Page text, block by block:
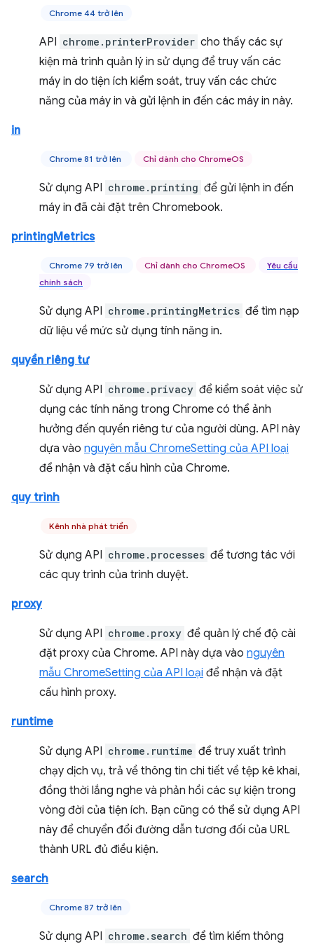
Chrome 44 trở lên
API chrome.printerProvider cho thấy các sự
kiện mà trình quản lý in sử dụng để truy vấn các
máy in do tiện ích kiểm soát, truy vấn các chức
năng của máy in và gửi lệnh in đến các máy in này.
in
Chrome 81 trở lên Chỉ dành cho ChromeOS
Sử dụng API chrome.printing để gửi lệnh in đến
máy in đã cài đặt trên Chromebook.
printingMetrics
Chrome 79 trở lên Chỉ dành cho ChromeOS
Yêu cầu
chính sách
Sử dụng API chrome.printingMetrics để tìm nạp
dữ liệu về mức sử dụng tính năng in.
quyền riêng tư
Sử dụng API chrome.privacy để kiểm soát việc sử
dụng các tính năng trong Chrome có thể ảnh
hưởng đến quyền riêng tư của người dùng. API này
dựa vào nguyên mẫu ChromeSetting của API loại
để nhận và đặt cấu hình của Chrome.
quy trình
Kênh nhà phát triển
Sử dụng API chrome.processes để tương tác với
các quy trình của trình duyệt.
proxy
Sử dụng API chrome.proxy để quản lý chế độ cài
đặt proxy của Chrome. API này dựa vào nguyên
mẫu ChromeSetting của API loại để nhận và đặt
cấu hình proxy.
runtime
Sử dụng API chrome.runtime để truy xuất trình
chạy dịch vụ, trả về thông tin chi tiết về tệp kê khai,
đồng thời lắng nghe và phản hồi các sự kiện trong
vòng đời của tiện ích. Bạn cũng có thể sử dụng API
này để chuyển đổi đường dẫn tương đối của URL
thành URL đủ điều kiện.
search
Chrome 87 trở lên
Sử dụng API chrome.search để tìm kiếm thông